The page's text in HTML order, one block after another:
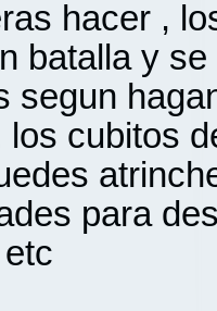
hacer ,
batalla y
segun
los cubitos
para